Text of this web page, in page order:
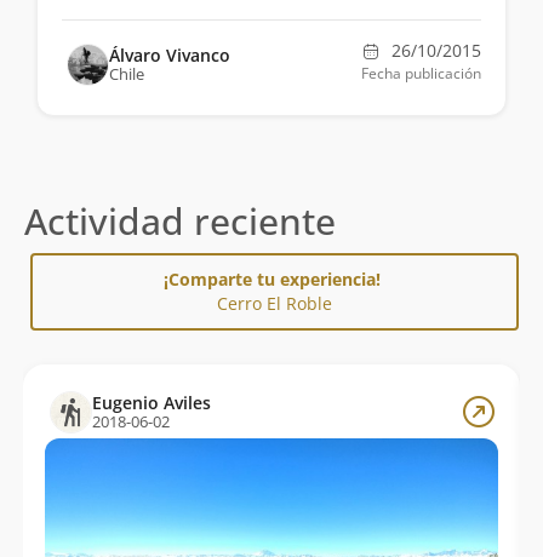
Álvaro Vivanco
Chile
26/10/2015
Fecha publicación
Actividad reciente
¡Comparte tu experiencia!
Cerro El Roble
Eugenio Aviles
2018-06-02